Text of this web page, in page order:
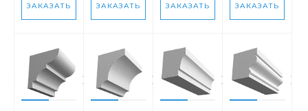
ЗАКАЗАТЬ ЗАКАЗАТЬ ЗАКАЗАТЬ ЗАКАЗАТЬ